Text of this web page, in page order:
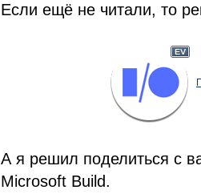
Если ещё не читали, то
А я решил поделиться с
Microsoft Build.